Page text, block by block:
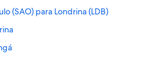
(SAO) para Londrina (LDB)